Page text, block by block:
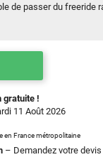
de passer du freeride
gratuite !
11 Août 2026
en France métropolitaine
– Demandez votre devis